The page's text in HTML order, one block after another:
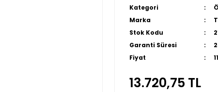
Kategori
Marka
Stok Kodu
Garanti Süresi
Fiyat
13.720,75 TL